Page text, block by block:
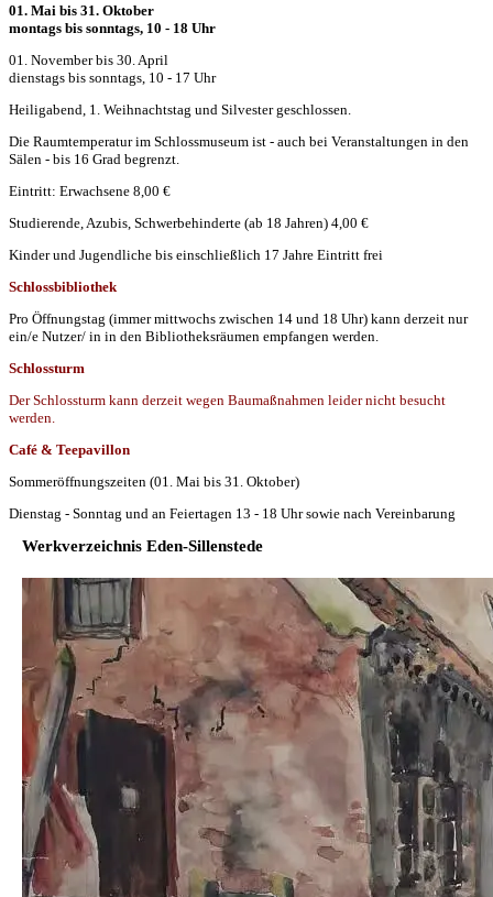
01. Mai bis 31. Oktober
montags bis sonntags, 10 - 18 Uhr
01. November bis 30. April
dienstags bis sonntags, 10 - 17 Uhr
Heiligabend, 1. Weihnachtstag und Silvester geschlossen.
Die Raumtemperatur im Schlossmuseum ist - auch bei Veranstaltungen in den
Sälen - bis 16 Grad begrenzt.
Eintritt: Erwachsene 8,00 €
Studierende, Azubis, Schwerbehinderte (ab 18 Jahren) 4,00 €
Kinder und Jugendliche bis einschließlich 17 Jahre Eintritt frei
Schlossbibliothek
Pro Öffnungstag (immer mittwochs zwischen 14 und 18 Uhr) kann derzeit nur
ein/e Nutzer/ in in den Bibliotheksräumen empfangen werden.
Schlossturm
Der Schlossturm kann derzeit wegen Baumaßnahmen leider nicht besucht
werden.
Café & Teepavillon
Sommeröffnungszeiten (01. Mai bis 31. Oktober)
Dienstag - Sonntag und an Feiertagen 13 - 18 Uhr sowie nach Vereinbarung
Werkverzeichnis Eden-Sillenstede